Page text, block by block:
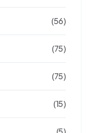
(56)
(75)
(75)
(15)